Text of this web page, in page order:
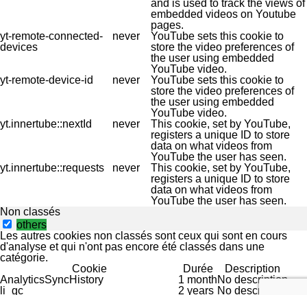
and is used to track the views of
embedded videos on Youtube
pages.
yt-remote-connected-
devices
never
YouTube sets this cookie to
store the video preferences of
the user using embedded
YouTube video.
yt-remote-device-id
never
YouTube sets this cookie to
store the video preferences of
the user using embedded
YouTube video.
yt.innertube::nextId
never
This cookie, set by YouTube,
registers a unique ID to store
data on what videos from
YouTube the user has seen.
yt.innertube::requests
never
This cookie, set by YouTube,
registers a unique ID to store
data on what videos from
YouTube the user has seen.
Non classés
others
Les autres cookies non classés sont ceux qui sont en cours
d'analyse et qui n'ont pas encore été classés dans une
catégorie.
Cookie
Durée
Description
AnalyticsSyncHistory
1 monthNo description
li_gc
2 years No description